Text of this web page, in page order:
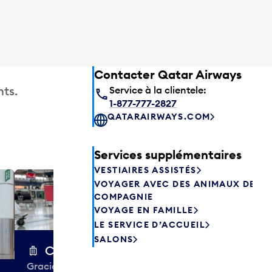
Chariots à bagages
Gracieuseté de la CIBC,
Excess
quelques
Contacter Qatar Airways
Service à la clientele:
1-877-777-2827
QATARAIRWAYS.COM
Services supplémentaires
VESTIAIRES ASSISTÉS
VOYAGER AVEC DES ANIMAUX DE
COMPAGNIE
VOYAGE EN FAMILLE
LE SERVICE D’ACCUEIL
SALONS